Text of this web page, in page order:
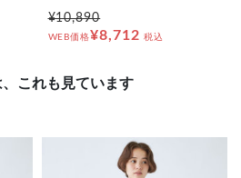
¥10,890
WEB価格¥8,712 税込
これも見ています